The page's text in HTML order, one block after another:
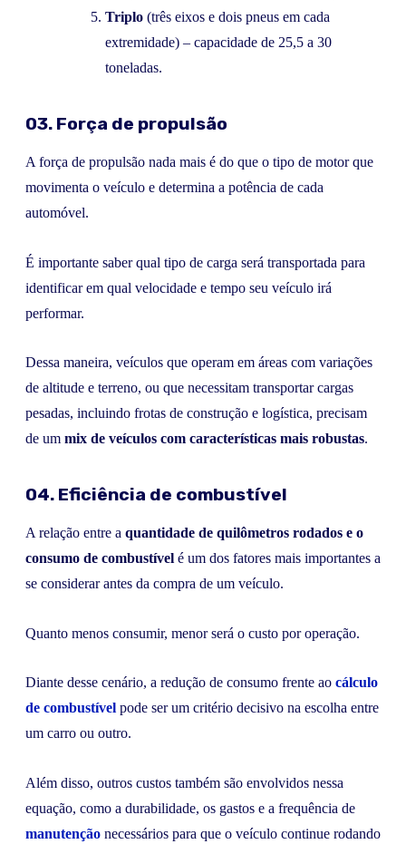
Triplo (três eixos e dois pneus em cada
extremidade) – capacidade de 25,5 a 30
toneladas.
03. Força de propulsão
A força de propulsão nada mais é do que o tipo de motor que
movimenta o veículo e determina a potência de cada
automóvel.
É importante saber qual tipo de carga será transportada para
identificar em qual velocidade e tempo seu veículo irá
performar.
Dessa maneira, veículos que operam em áreas com variações
de altitude e terreno, ou que necessitam transportar cargas
pesadas, incluindo frotas de construção e logística, precisam
de um mix de veículos com características mais robustas.
04. Eficiência de combustível
A relação entre a quantidade de quilômetros rodados e o
consumo de combustível é um dos fatores mais importantes a
se considerar antes da compra de um veículo.
Quanto menos consumir, menor será o custo por operação.
Diante desse cenário, a redução de consumo frente ao cálculo
de combustível pode ser um critério decisivo na escolha entre
um carro ou outro.
Além disso, outros custos também são envolvidos nessa
equação, como a durabilidade, os gastos e a frequência de
manutenção necessários para que o veículo continue rodando